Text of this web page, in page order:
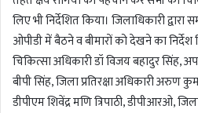
लिए भी निर्देशित किया। जिलाधिकारी
ओपीडी में बैठने व बीमारों को देखने का निर्देश
चिकित्सा अधिकारी डॉ विजय बहादुर सिंह,
बीपी सिंह, जिला प्रतिरक्षा अधिकारी अरुण
डीपीएम शिवेंद्र मणि त्रिपाठी, डीपीआरओ,